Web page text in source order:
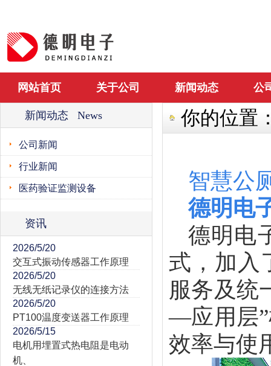
网站首页 关于公司 新闻动态 公
新闻动态 News
公司新闻
行业新闻
医药验证监测设备
资讯
2026/5/20
交互式振动传感器工作原理
2026/5/20
无线无纸记录仪的连接方法
2026/5/20
PT100温度变送器工作原理
2026/5/15
电机用埋置式热电阻是电动
机、
你的位置
智慧公
德明电
德明电
式，加入
服务及统
—应用层”
效率与使